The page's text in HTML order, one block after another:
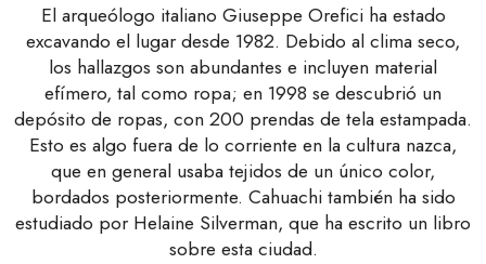
El arqueólogo italiano Giuseppe Orefici ha estado
excavando el lugar desde 1982. Debido al clima seco,
los hallazgos son abundantes e incluyen material
efímero, tal como ropa; en 1998 se descubrió un
depósito de ropas, con 200 prendas de tela estampada.
Esto es algo fuera de lo corriente en la cultura nazca,
que en general usaba tejidos de un único color,
bordados posteriormente. Cahuachi también ha sido
estudiado por Helaine Silverman, que ha escrito un libro
sobre esta ciudad.